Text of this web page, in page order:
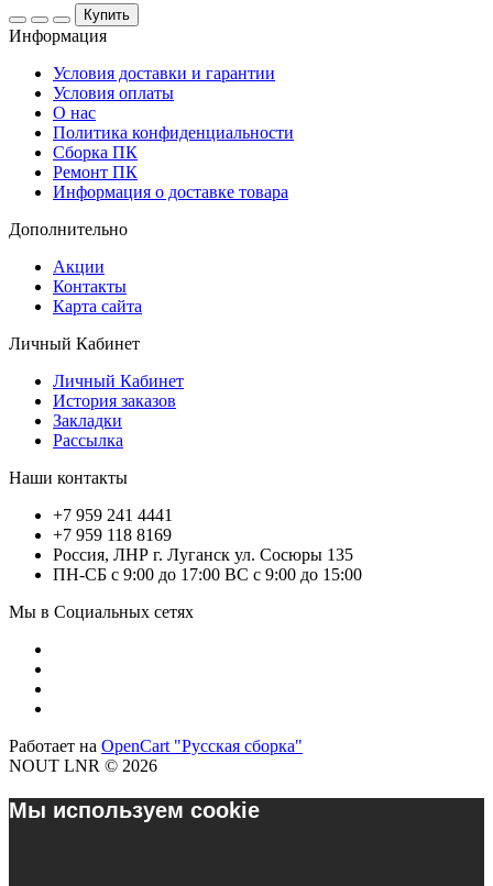
Купить
Информация
Условия доставки и гарантии
Условия оплаты
О нас
Политика конфиденциальности
Сборка ПК
Ремонт ПК
Информация о доставке товара
Дополнительно
Акции
Контакты
Карта сайта
Личный Кабинет
Личный Кабинет
История заказов
Закладки
Рассылка
Наши контакты
+7 959 241 4441
+7 959 118 8169
Россия, ЛНР г. Луганск ул. Сосюры 135
ПН-СБ с 9:00 до 17:00 ВС с 9:00 до 15:00
Мы в Социальных сетях
Работает на OpenCart "Русская сборка"
NOUT LNR © 2026
Мы используем cookie